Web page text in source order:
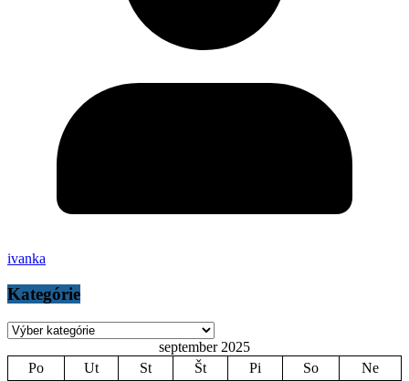
ivanka
Kategórie
Kategórie
september 2025
Po
Ut St Št Pi So Ne